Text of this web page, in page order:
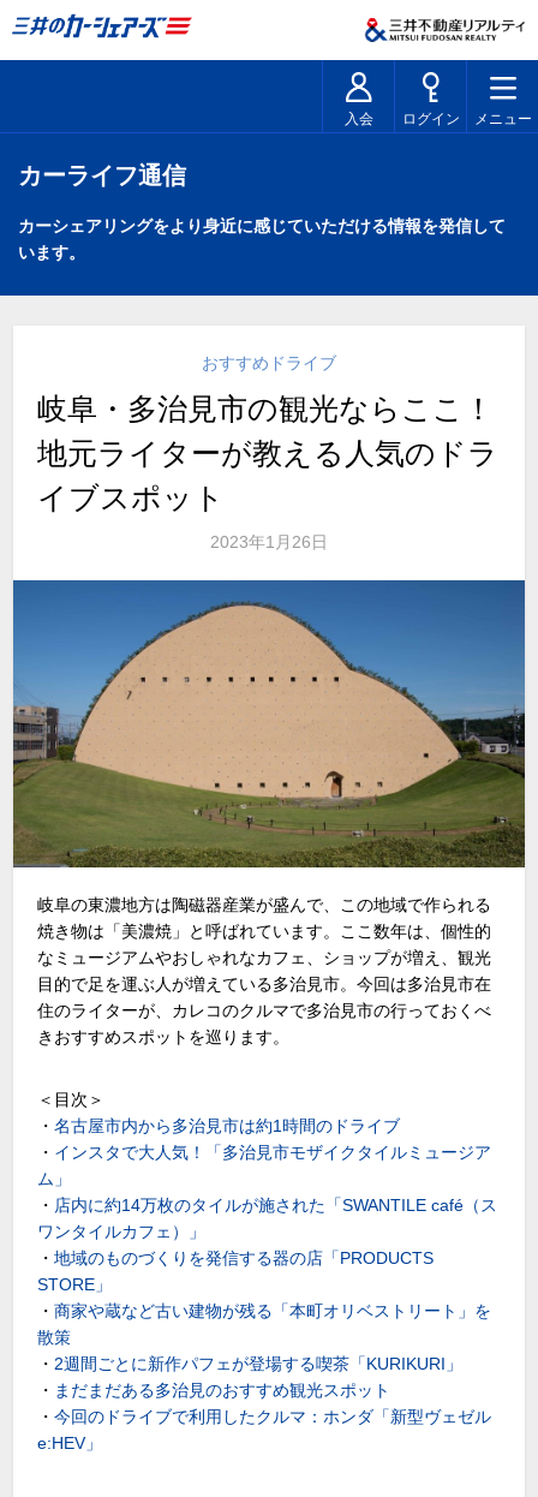
入会 ログイン メニュー
カーライフ通信
カーシェアリングをより身近に感じていただける情報を発信して
います。
おすすめドライブ
岐阜・多治見市の観光ならここ！
地元ライターが教える人気のドラ
イブスポット
2023年1月26日
岐阜の東濃地方は陶磁器産業が盛んで、この地域で作られる
焼き物は「美濃焼」と呼ばれています。ここ数年は、個性的
なミュージアムやおしゃれなカフェ、ショップが増え、観光
目的で足を運ぶ人が増えている多治見市。今回は多治見市在
住のライターが、カレコのクルマで多治見市の行っておくべ
きおすすめスポットを巡ります。
＜目次＞
・名古屋市内から多治見市は約1時間のドライブ
・ インスタで大人気！「多治見市モザイクタイルミュージア
ム」
・ 店内に約14万枚のタイルが施された「SWANTILE café（ス
ワンタイルカフェ）」
・地域のものづくりを発信する器の店「PRODUCTS
STORE」
・商家や蔵など古い建物が残る「本町オリベストリート」を
散策
・ 2週間ごとに新作パフェが登場する喫茶「KURIKURI」
・ まだまだある多治見のおすすめ観光スポット
・今回のドライブで利用したクルマ：ホンダ「新型ヴェゼル
e:HEV」